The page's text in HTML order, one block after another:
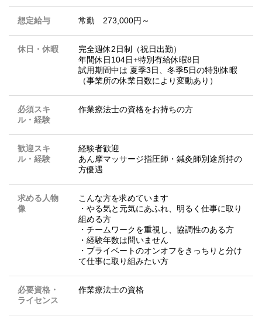
想定給与 常勤 273,000円～
休日・休暇
完全週休2日制（祝日出勤）
年間休日104日+特別有給休暇8日
試用期間中は 夏季3日、冬季5日の特別休暇
（事業所の休業日数により変動あり）
必須スキ
ル・経験
作業療法士の資格をお持ちの方
歓迎スキ
ル・経験
経験者歓迎
あん摩マッサージ指圧師・鍼灸師別途所持の
方優遇
求める人物
像
こんな方を求めています
・やる気と元気にあふれ、明るく仕事に取り
組める方
・チームワークを重視し、協調性のある方
・経験年数は問いません
・プライベートのオンオフをきっちりと分け
て仕事に取り組みたい方
必要資格・
ライセンス
作業療法士の資格